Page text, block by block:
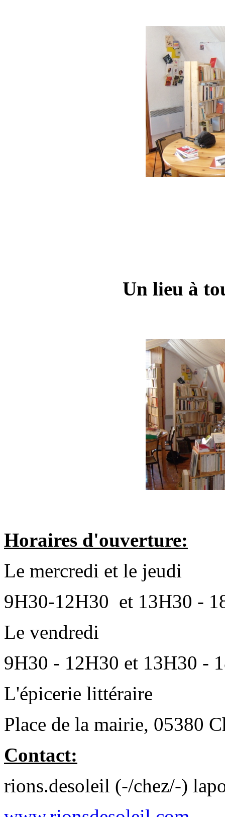
Un lieu à
Horaires d'ouverture:
Le mercredi et le jeudi
9H30-12H30 et 13H30 -
Le vendredi
9H30 - 12H30 et 13H30 -
L'épicerie littéraire
Place de la mairie, 05380
Contact:
rions.desoleil (-/chez/-)